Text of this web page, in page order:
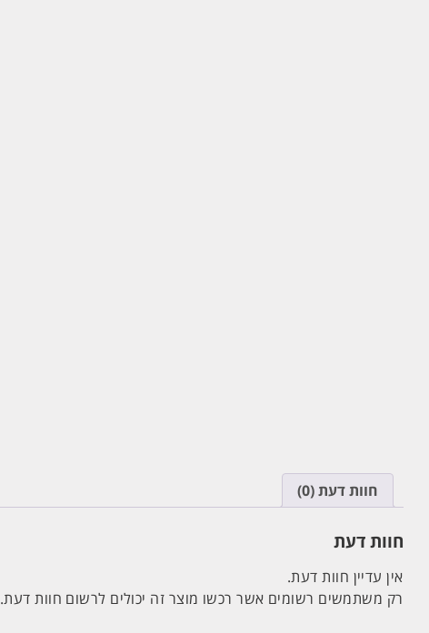
חוות דעת (0)
חוות דעת
אין עדיין חוות דעת.
רק משתמשים רשומים אשר רכשו מוצר זה יכולים לרשום חוות דעת.